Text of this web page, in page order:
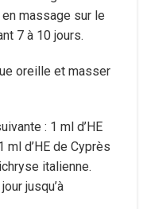
massage sur le
7 à 10 jours.
oreille et masser
: 1 ml d’HE
ml d’HE de Cyprès
italienne.
jusqu’à